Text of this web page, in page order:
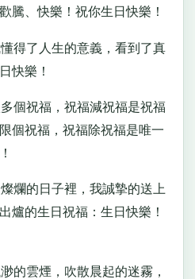
騰、快樂！祝你生日快樂！
了人生的意義，看到了真
快樂！
祝福，祝福減祝福是祝福
個祝福，祝福除祝福是唯一
的日子裡，我誠摯的送上
爐的生日祝福：生日快樂！
雲煙，吹散晨起的迷霧，